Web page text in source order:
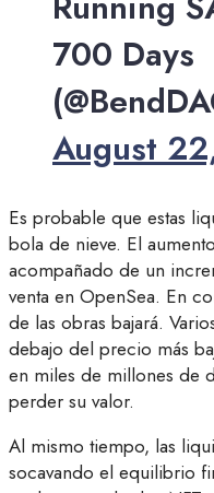
700 Days
August
Es probable que estas
bola de nieve. El
acompañado de un
venta en OpenSea. En
de las obras bajará.
debajo del precio más
en miles de millones de
perder su valor.
Al mismo tiempo, las
socavando el equilibrio